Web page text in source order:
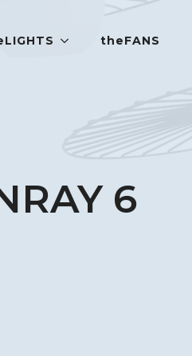
theFANS
6